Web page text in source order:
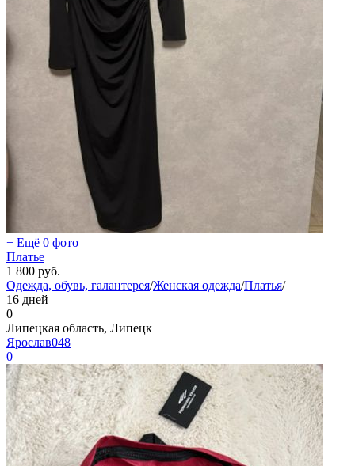
+ Ещё 0 фото
Платье
1 800 руб.
Одежда, обувь, галантерея/Женская одежда/Платья/
16 дней
0
Липецкая область, Липецк
Ярослав048
0